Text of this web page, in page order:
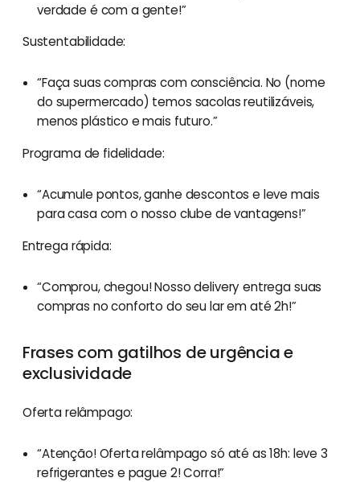
verdade é com a gente!”
Sustentabilidade:
“Faça suas compras com consciência. No (nome
do supermercado) temos sacolas reutilizáveis,
menos plástico e mais futuro.”
Programa de fidelidade:
“Acumule pontos, ganhe descontos e leve mais
para casa com o nosso clube de vantagens!”
Entrega rápida:
“Comprou, chegou! Nosso delivery entrega suas
compras no conforto do seu lar em até 2h!”
Frases com gatilhos de urgência e
exclusividade
Oferta relâmpago:
“Atenção! Oferta relâmpago só até as 18h: leve 3
refrigerantes e pague 2! Corra!”